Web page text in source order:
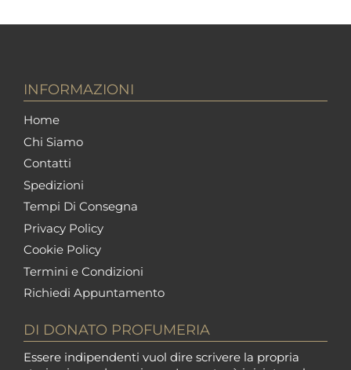
INFORMAZIONI
Home
Chi Siamo
Contatti
Spedizioni
Tempi Di Consegna
Privacy Policy
Cookie Policy
Termini e Condizioni
Richiedi Appuntamento
DI DONATO PROFUMERIA
Essere indipendenti vuol dire scrivere la propria